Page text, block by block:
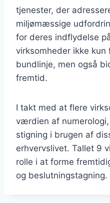
tjenester, der
miljømæssige
for deres indflydelse
virksomheder ikke kun
bundlinje, men også
fremtid.
I takt med at flere
værdien af
stigning i brugen af
erhvervslivet. Tallet 9
rolle i at forme
og beslutningstagning.